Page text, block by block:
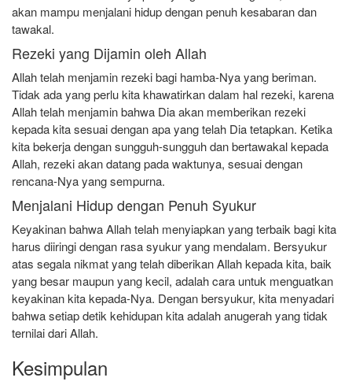
akan mampu menjalani hidup dengan penuh kesabaran dan
tawakal.
Rezeki yang Dijamin oleh Allah
Allah telah menjamin rezeki bagi hamba-Nya yang beriman.
Tidak ada yang perlu kita khawatirkan dalam hal rezeki, karena
Allah telah menjamin bahwa Dia akan memberikan rezeki
kepada kita sesuai dengan apa yang telah Dia tetapkan. Ketika
kita bekerja dengan sungguh-sungguh dan bertawakal kepada
Allah, rezeki akan datang pada waktunya, sesuai dengan
rencana-Nya yang sempurna.
Menjalani Hidup dengan Penuh Syukur
Keyakinan bahwa Allah telah menyiapkan yang terbaik bagi kita
harus diiringi dengan rasa syukur yang mendalam. Bersyukur
atas segala nikmat yang telah diberikan Allah kepada kita, baik
yang besar maupun yang kecil, adalah cara untuk menguatkan
keyakinan kita kepada-Nya. Dengan bersyukur, kita menyadari
bahwa setiap detik kehidupan kita adalah anugerah yang tidak
ternilai dari Allah.
Kesimpulan